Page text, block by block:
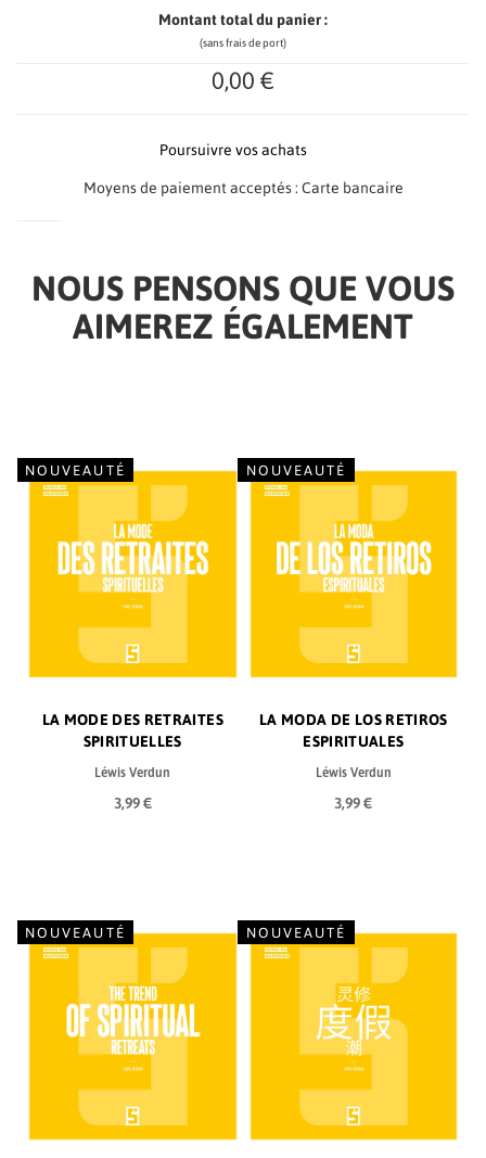
Montant total du panier :
(sans frais de port)
0,00 €
Poursuivre vos achats
Moyens de paiement acceptés : Carte bancaire
NOUS PENSONS QUE VOUS
AIMEREZ ÉGALEMENT
NOUVEAUTÉ
LA MODE DES RETRAITES
SPIRITUELLES
Léwis Verdun
3,99 €
NOUVEAUTÉ
LA MODA DE LOS RETIROS
ESPIRITUALES
Léwis Verdun
3,99 €
NOUVEAUTÉ NOUVEAUTÉ